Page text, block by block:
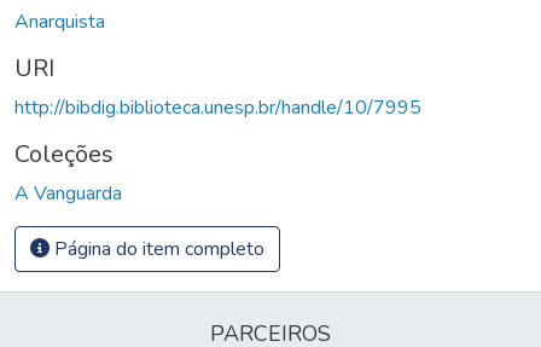
Anarquista
URI
http://bibdig.biblioteca.unesp.br/handle/10/7995
Coleções
A Vanguarda
Página do item completo
PARCEIROS